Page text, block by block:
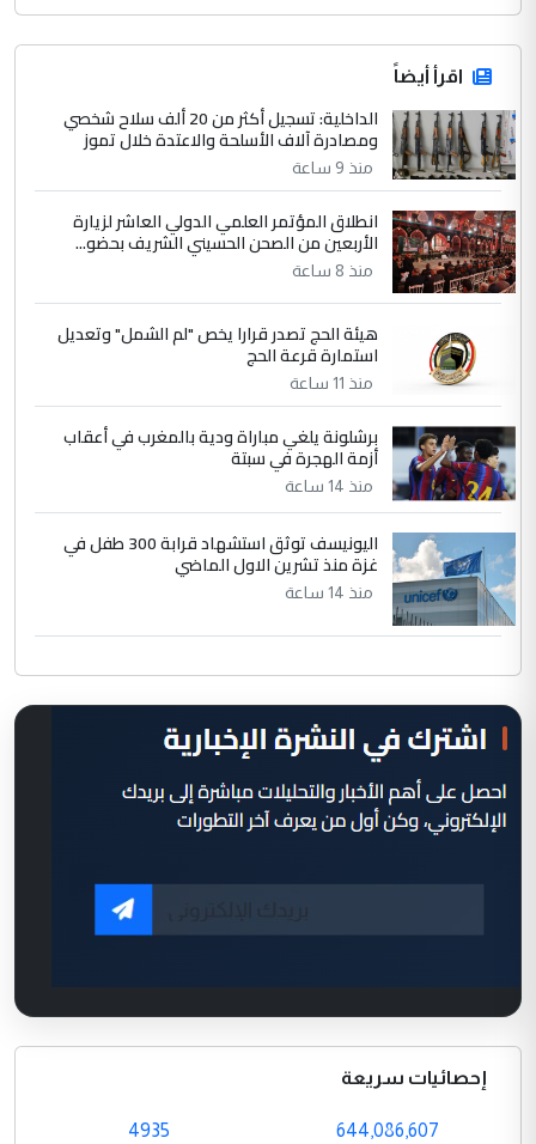
اقرأ أيضاً
الداخلية: تسجيل أكثر من 20 ألف سلاح شخصي
ومصادرة آلاف الأسلحة والاعتدة خلال تموز
منذ 9 ساعة
انطلاق المؤتمر العلمي الدولي العاشر لزيارة
الأربعين من الصحن الحسيني الشريف بحضو...
منذ 8 ساعة
هيئة الحج تصدر قرارا يخص "لم الشمل" وتعديل
استمارة قرعة الحج
منذ 11 ساعة
برشلونة يلغي مباراة ودية بالمغرب في أعقاب
أزمة الهجرة في سبتة
منذ 14 ساعة
اليونيسف توثق استشهاد قرابة 300 طفل في
غزة منذ تشرين الاول الماضي
منذ 14 ساعة
إحصائيات سريعة
644,086,607
4935